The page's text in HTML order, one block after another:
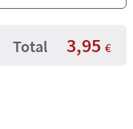
Total 3,95 €